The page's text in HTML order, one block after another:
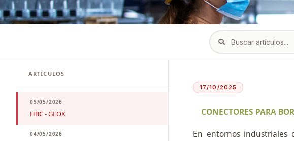
ARTÍCULOS
05/05/2026
HBC - GEOX
04/05/2026
17/10/2025
CONECTORES PARA
En entornos industriales